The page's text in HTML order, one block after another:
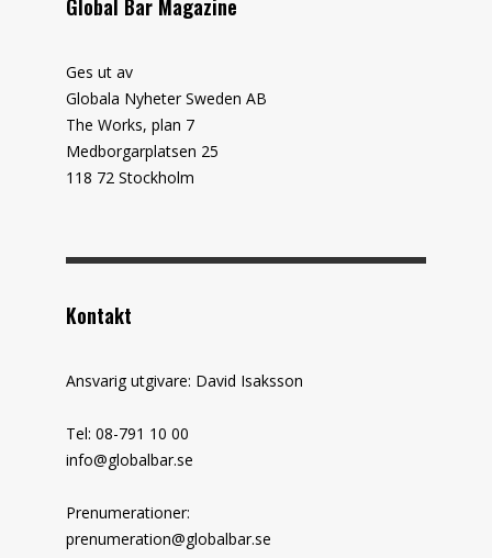
Global Bar Magazine
Ges ut av
Globala Nyheter Sweden AB
The Works, plan 7
Medborgarplatsen 25
118 72 Stockholm
Kontakt
Ansvarig utgivare: David Isaksson
Tel: 08-791 10 00
info@globalbar.se
Prenumerationer:
prenumeration@globalbar.se